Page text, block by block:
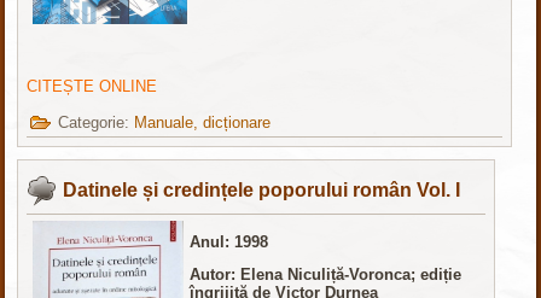
CITEȘTE ONLINE
Categorie: Manuale, dicționare
Datinele și credințele poporului român Vol. I
Anul: 1998
Autor: Elena Niculiță-Voronca; ediție
îngrijită de Victor Durnea